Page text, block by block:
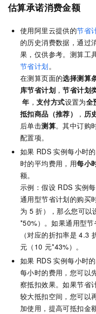
估算承诺消费金额
使用阿里云提供的节省
的历史消费数据，通过
果，仅供参考。测算工
节省计划 。
在测算页面的选择测算
库节省计划 ，节省计划
年 ， 支付方式设置为全
抵扣商品（推荐）
， 历
后单击测算。其中订购
配置项。
如果 RDS 实例每小时
时的平均费用，用每小
额。
示例：假设 RDS 实例
通用型节省计划的购买
为 5 折），那么您可以
*50%）。如果通用型
（对应的折扣率是 4.3
元（10 元*43%）。
如果 RDS 实例每小时
每小时的费用，您可以
察抵扣效果。如果节省
较大抵扣空间，您可以
加使用，提高可抵扣金